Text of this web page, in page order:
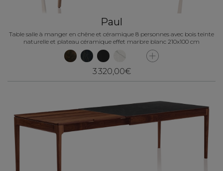
Paul
Table salle à manger en chêne et céramique 8 personnes avec bois teinte
naturelle et plateau céramique effet marbre blanc 210x100 cm
3 320,00€